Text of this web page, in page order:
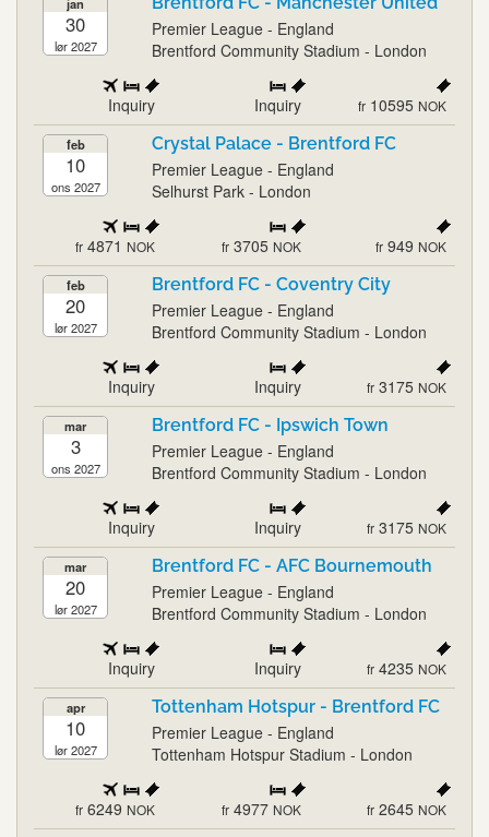
jan
30
lør 2027
Premier League - England
Brentford Community Stadium - London
Inquiry Inquiry fr 10595 NOK
feb
10
ons 2027
Crystal Palace - Brentford FC
Premier League - England
Selhurst Park - London
fr 4871 NOK fr 3705 NOK fr 949 NOK
feb
20
lør 2027
Brentford FC - Coventry City
Premier League - England
Brentford Community Stadium - London
Inquiry Inquiry fr 3175 NOK
mar
3
ons 2027
Brentford FC - Ipswich Town
Premier League - England
Brentford Community Stadium - London
Inquiry Inquiry fr 3175 NOK
mar
20
lør 2027
Brentford FC - AFC Bournemouth
Premier League - England
Brentford Community Stadium - London
Inquiry Inquiry fr 4235 NOK
apr
10
lør 2027
Tottenham Hotspur - Brentford FC
Premier League - England
Tottenham Hotspur Stadium - London
fr 6249 NOK fr 4977 NOK fr 2645 NOK